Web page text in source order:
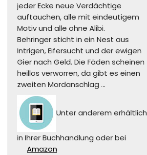
jeder Ecke neue Verdächtige
auftauchen, alle mit eindeutigem
Motiv und alle ohne Alibi.
Behringer sticht in ein Nest aus
Intrigen, Eifersucht und der ewigen
Gier nach Geld. Die Fäden scheinen
heillos verworren, da gibt es einen
zweiten Mordanschlag …
Unter anderem erhältlich
in Ihrer Buchhandlung oder bei
Amazon